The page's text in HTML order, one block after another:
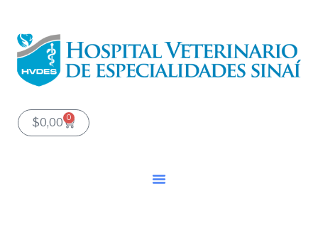
contenido
$0,00 0
Carrito